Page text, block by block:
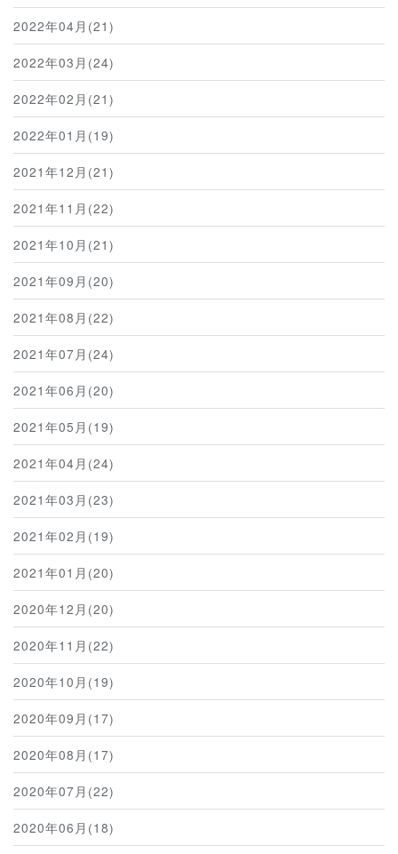
2022年04月(21)
2022年03月(24)
2022年02月(21)
2022年01月(19)
2021年12月(21)
2021年11月(22)
2021年10月(21)
2021年09月(20)
2021年08月(22)
2021年07月(24)
2021年06月(20)
2021年05月(19)
2021年04月(24)
2021年03月(23)
2021年02月(19)
2021年01月(20)
2020年12月(20)
2020年11月(22)
2020年10月(19)
2020年09月(17)
2020年08月(17)
2020年07月(22)
2020年06月(18)